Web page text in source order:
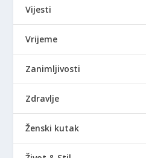
Vijesti
Vrijeme
Zanimljivosti
Zdravlje
Ženski kutak